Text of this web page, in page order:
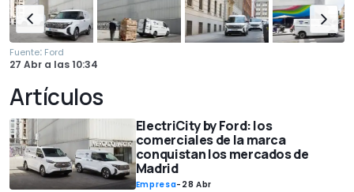
Fuente: Ford
27 Abr a las10:34
Artículos
ElectriCity by Ford: los
comerciales de la marca
conquistan los mercados de
Madrid
Empresa- 28 Abr